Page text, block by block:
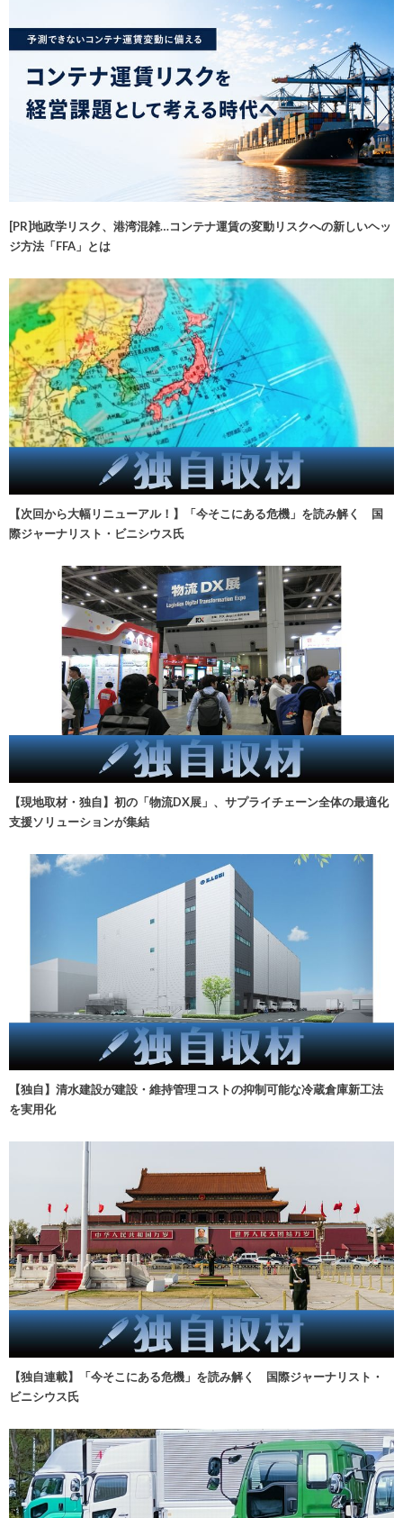
[PR]地政学リスク、港湾混雑…コンテナ運賃の変動リスクへの新しいヘッ
ジ方法「FFA」とは
【次回から大幅リニューアル！】「今そこにある危機」を読み解く 国
際ジャーナリスト・ビニシウス氏
【現地取材・独自】初の「物流DX展」、サプライチェーン全体の最適化
支援ソリューションが集結
【独自】清水建設が建設・維持管理コストの抑制可能な冷蔵倉庫新工法
を実用化
【独自連載】「今そこにある危機」を読み解く 国際ジャーナリスト・
ビニシウス氏